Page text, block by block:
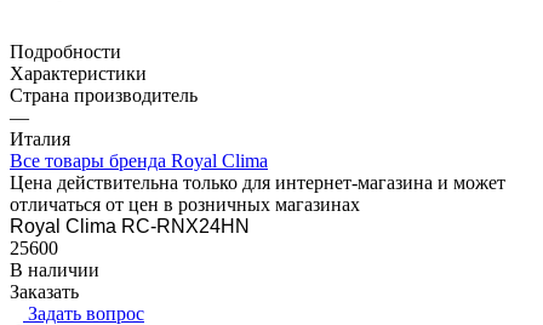
Подробности
Характеристики
Страна производитель
—
Италия
Все товары бренда Royal Clima
Цена действительна только для интернет-магазина и может
отличаться от цен в розничных магазинах
Royal Clima RC-RNX24HN
25600
В наличии
Заказать
Задать вопрос